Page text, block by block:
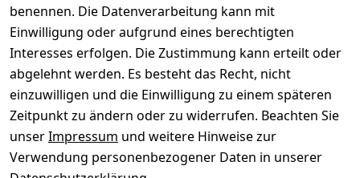
benennen. Die Datenverarbeitung kann mit
Einwilligung oder aufgrund eines berechtigten
Interesses erfolgen. Die Zustimmung kann erteilt oder
abgelehnt werden. Es besteht das Recht, nicht
einzuwilligen und die Einwilligung zu einem späteren
Zeitpunkt zu ändern oder zu widerrufen. Beachten Sie
unserImpressum und weitere Hinweise zur
Verwendung personenbezogener Daten in unserer
Datenschutze
rklärung
Barrierefreihe
itserklärung
Widerrufsrec
ht
Kataloge zum
Download
Pflege &
Kundendienst
Kiefermöbel
Hilfe